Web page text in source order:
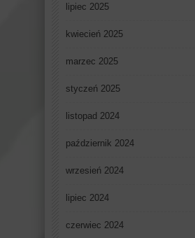
lipiec 2025
kwiecień 2025
marzec 2025
styczeń 2025
listopad 2024
październik 2024
wrzesień 2024
lipiec 2024
czerwiec 2024